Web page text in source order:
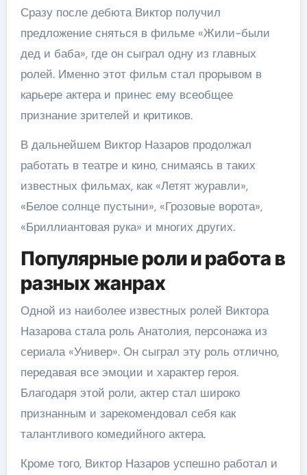
Сразу после дебюта Виктор получил
предложение сняться в фильме «Жили-были
дед и баба», где он сыграл одну из главных
ролей. Именно этот фильм стал прорывом в
карьере актера и принес ему всеобщее
признание зрителей и критиков.
В дальнейшем Виктор Назаров продолжал
работать в театре и кино, снимаясь в таких
известных фильмах, как «Летят журавли»,
«Белое солнце пустыни», «Грозовые ворота»,
«Бриллиантовая рука» и многих других.
Популярные роли и работа в
разных жанрах
Одной из наиболее известных ролей Виктора
Назарова стала роль Анатолия, персонажа из
сериала «Универ». Он сыграл эту роль отлично,
передавая все эмоции и характер героя.
Благодаря этой роли, актер стал широко
признанным и зарекомендовал себя как
талантливого комедийного актера.
Кроме того, Виктор Назаров успешно работал и